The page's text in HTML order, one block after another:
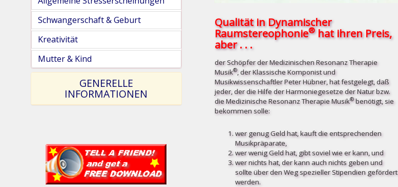
Schwangerschaft & Geburt
Kreativität
Mutter & Kind
GENERELLE
INFORMATIONEN
Qualität in Dynamischer
Raumstereophonie®hat ihren Preis,
aber . . .
der Schöpfer der Medizinischen Resonanz Therapie
Musik®, der Klassische Komponist und
Musikwissenschaftler Peter Hübner, hat festgelegt, daß
jeder, der die Hilfe der Harmoniegesetze der Natur bzw.
die Medizinische Resonanz Therapie Musik®benötigt, sie
bekommen solle:
wer genug Geld hat, kauft die entsprechenden
Musikpräparate,
wer wenig Geld hat, gibt soviel wie er kann, und
wer nichts hat, der kann auch nichts geben und
sollte über den Weg spezieller Stipendien gefördert
werden.